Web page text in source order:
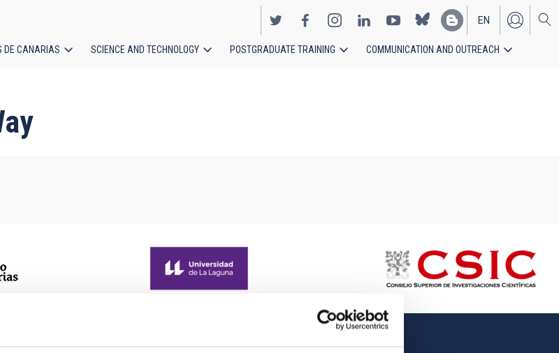
EN
ES
DE CANARIAS SCIENCE AND TECHNOLOGY POSTGRADUATE TRAINING COMMUNICATION AND OUTREACH